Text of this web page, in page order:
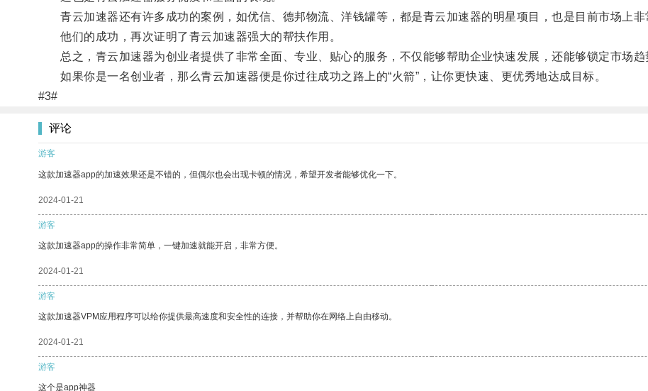
青云加速器还有许多成功的案例，如优信、德邦物流、洋钱罐等，都是青云加速器的明星项目，也是目前市场上非
他们的成功，再次证明了青云加速器强大的帮扶作用。
总之，青云加速器为创业者提供了非常全面、专业、贴心的服务，不仅能够帮助企业快速发展，还能够锁定市场趋
如果你是一名创业者，那么青云加速器便是你过往成功之路上的“火箭”，让你更快速、更优秀地达成目标。
#3#
评论
游客
这款加速器app的加速效果还是不错的，但偶尔也会出现卡顿的情况，希望开发者能够优化一下。
2024-01-21
游客
这款加速器app的操作非常简单，一键加速就能开启，非常方便。
2024-01-21
游客
这款加速器VPM应用程序可以给你提供最高速度和安全性的连接，并帮助你在网络上自由移动。
2024-01-21
游客
这个是app神器